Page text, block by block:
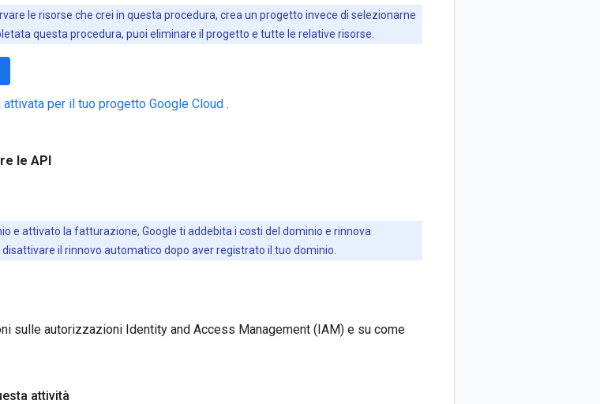
le risorse che crei in questa procedura, crea un progetto invece di selezionarne
questa procedura, puoi eliminare il progetto e tutte le relative risorse.
per il tuo progetto Google Cloud .
le API
e attivato la fatturazione, Google ti addebita i costi del dominio e rinnova
il rinnovo automatico dopo aver registrato il tuo dominio.
sulle autorizzazioni Identity and Access Management (IAM) e su come
attività